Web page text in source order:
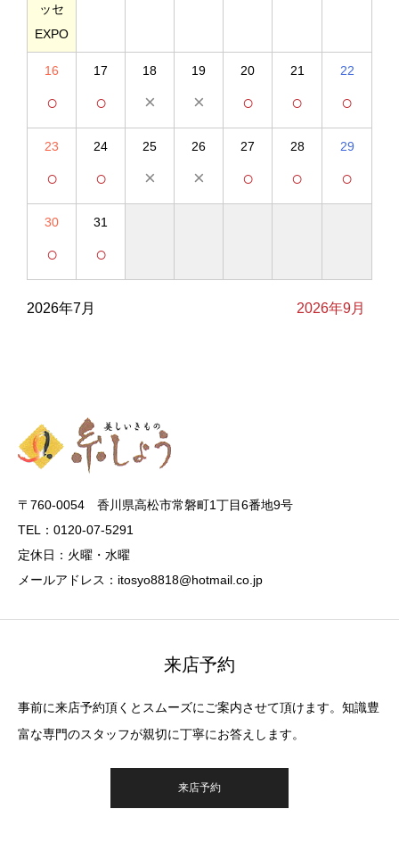
ッセ
EXPO
16
○
17
○
18
×
19
×
20
○
21
○
22
○
23
○
24
○
25
×
26
×
27
○
28
○
29
○
30
○
31
○
2026年7月 2026年9月
〒760-0054 香川県高松市常磐町1丁目6番地9号
TEL：0120-07-5291
定休日：火曜・水曜
メールアドレス：itosyo8818@hotmail.co.jp
来店予約
事前に来店予約頂くとスムーズにご案内させて頂けます。知識豊
富な専門のスタッフが親切に丁寧にお答えします。
来店予約